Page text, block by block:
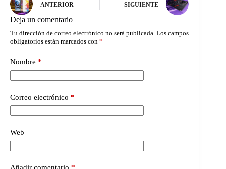
ANTERIOR SIGUIENTE
Deja un comentario
Tu dirección de correo electrónico no será publicada. Los campos
obligatorios están marcados con *
Nombre *
Correo electrónico *
Web